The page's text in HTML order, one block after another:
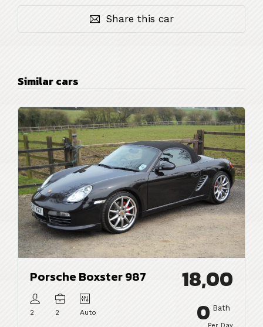
Share this car
Similar cars
Porsche Boxster 987
2 2 Auto
18,00
0 Bath